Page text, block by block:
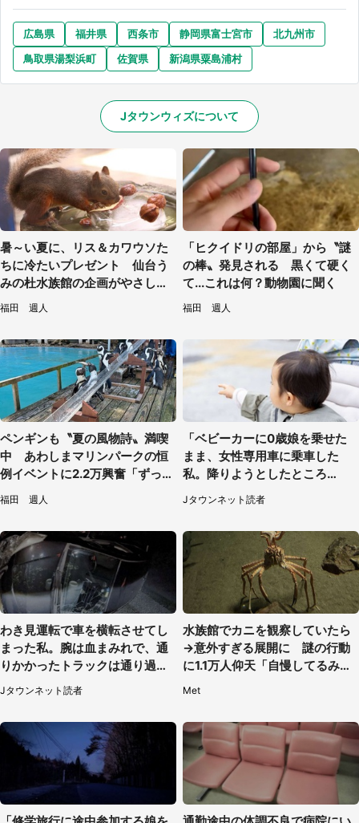
広島県 福井県 西条市 静岡県富士宮市
北九州市
鳥取県湯梨浜町
佐賀県 新潟県粟島浦村
Jタウンウィズについて
暑～い夏に、リス＆カワウソた
ちに冷たいプレゼント 仙台う
みの杜水族館の企画がやさしい
【7／31～8／23】
福田 週人
「ヒクイドリの部屋」から〝謎
の棒〟発見される 黒くて硬く
て...これは何？動物園に聞く
福田 週人
ペンギンも〝夏の風物詩〟満喫
中 あわしまマリンパークの恒
例イベントに2.2万興奮「ずっと
見てたい」
福田 週人
「ベビーカーに0歳娘を乗せた
まま、女性専用車に乗車した
私。降りようとしたところ
で...」（大阪府・30代女性）
Jタウンネット読者
わき見運転で車を横転させてし
まった私。腕は血まみれで、通
りかかったトラックは通り過ぎ
ていき...（福岡県・30代女性）
Jタウンネット読者
水族館でカニを観察していたら
→意外すぎる展開に 謎の行動
に1.1万人仰天「自慢してるみた
Met